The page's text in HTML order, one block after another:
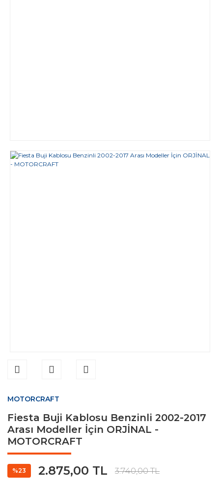
MOTORCRAFT
Fiesta Buji Kablosu Benzinli 2002-2017
Arası Modeller İçin ORJİNAL -
MOTORCRAFT
%23 2.875,00 TL 3.740,00 TL